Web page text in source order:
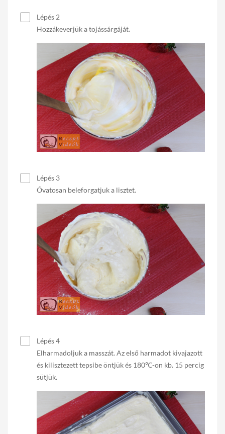
Lépés 2
Hozzákeverjük a tojássárgáját.
Lépés 3
Óvatosan beleforgatjuk a lisztet.
Lépés 4
Elharmadoljuk a masszát. Az első harmadot kivajazott
és kilisztezett tepsibe öntjük és 180℃-on kb. 15 percig
sütjük.